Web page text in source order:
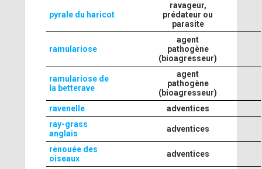
pyrale du haricot
ravageur,
prédateur ou
parasite
ramulariose
agent
pathogène
(bioagresseur)
ramulariose de
la betterave
agent
pathogène
(bioagresseur)
ravenelle
adventices
ray-grass
anglais
adventices
renouée des
oiseaux
adventices